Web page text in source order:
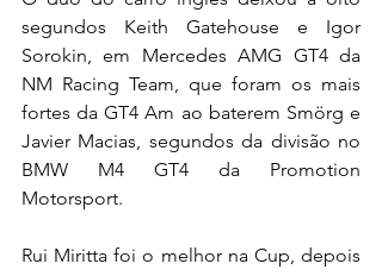
segundos Keith Gatehouse e Igor
Sorokin, em Mercedes AMG GT4 da
NM Racing Team, que foram os mais
fortes da GT4 Am ao baterem Smörg e
Javier Macias, segundos da divisão no
BMW M4 GT4 da Promotion
Motorsport.
Rui Miritta foi o melhor na Cup, depois